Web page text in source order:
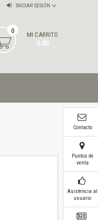
INICIAR SESIÓN
MI CARRITO
0.00
0
Contacto
Puntos de
venta
Asistencia al
usuario